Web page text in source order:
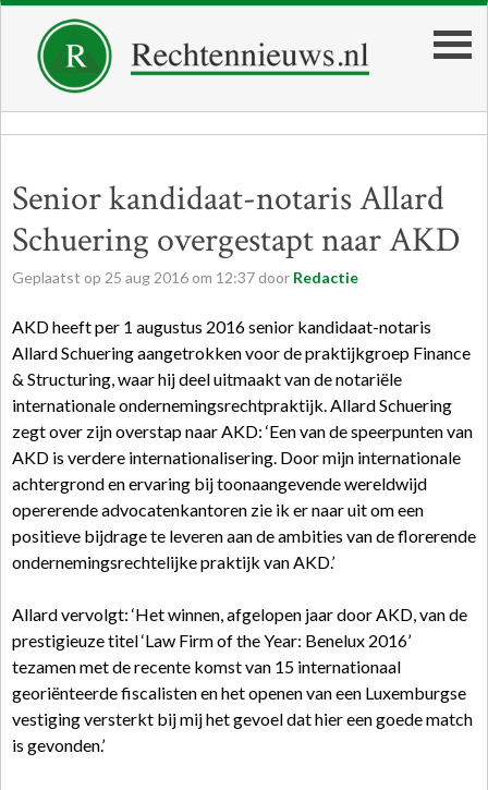
Senior kandidaat-notaris Allard
Schuering overgestapt naar AKD
Geplaatst op 25 aug 2016 om 12:37 door Redactie
AKD heeft per 1 augustus 2016 senior kandidaat-notaris
Allard Schuering aangetrokken voor de praktijkgroep Finance
& Structuring, waar hij deel uitmaakt van de notariële
internationale ondernemingsrechtpraktijk. Allard Schuering
zegt over zijn overstap naar AKD: ‘Een van de speerpunten van
AKD is verdere internationalisering. Door mijn internationale
achtergrond en ervaring bij toonaangevende wereldwijd
opererende advocatenkantoren zie ik er naar uit om een
positieve bijdrage te leveren aan de ambities van de florerende
ondernemingsrechtelijke praktijk van AKD.’
Allard vervolgt: ‘Het winnen, afgelopen jaar door AKD, van de
prestigieuze titel ‘Law Firm of the Year: Benelux 2016​’
tezamen met de recente komst van 15 internationaal
georiënteerde fiscalisten en het openen van een Luxemburgse
vestiging versterkt bij mij het gevoel dat hier een goede match
is gevonden.’